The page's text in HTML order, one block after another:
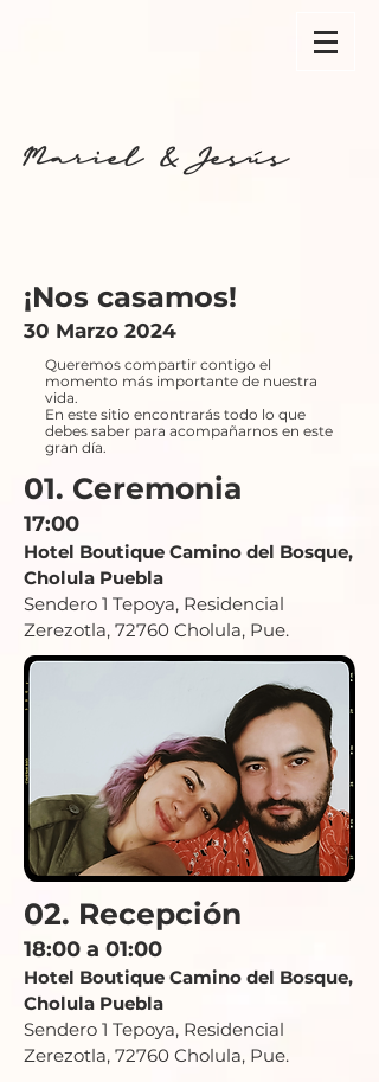
Mariel & Jesus
¡Nos casamos!
30 Marzo 2024
Queremos compartir contigo el
momento más importante de nuestra
vida.
En este sitio encontrarás todo lo que
debes saber para acompañarnos en este
gran día.
01. Ceremonia
17:00
Hotel Boutique Camino del Bosque,
Cholula Puebla
Sendero 1 Tepoya, Residencial
Zerezotla, 72760 Cholula, Pue.
02. Recepción
18:00 a 01:00
Hotel Boutique Camino del Bosque,
Cholula Puebla
Sendero 1 Tepoya, Residencial
Zerezotla, 72760 Cholula, Pue.